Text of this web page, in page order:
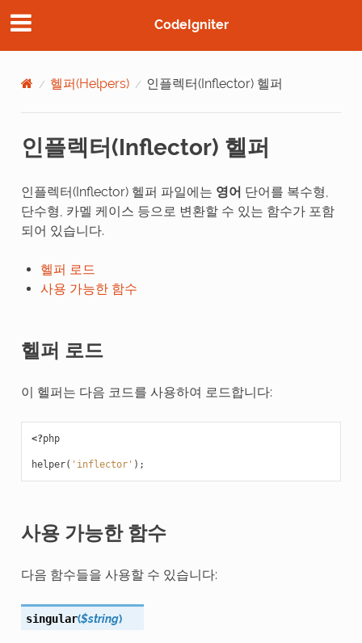
CodeIgniter
헬퍼(Helpers) 인플렉터(Inflector) 헬퍼
인플렉터(Inflector) 헬퍼
인플렉터(Inflector) 헬퍼 파일에는 영어 단어를 복수형,
단수형, 카멜 케이스 등으로 변환할 수 있는 함수가 포함
되어 있습니다.
헬퍼 로드
사용 가능한 함수
헬퍼 로드
이 헬퍼는 다음 코드를 사용하여 로드합니다:
<?php
helper( 'inflector' );
사용 가능한 함수
다음 함수들을 사용할 수 있습니다:
singular($string)